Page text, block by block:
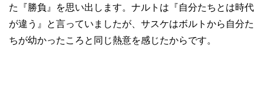
た『勝負』を思い出します。ナルトは『自分たちとは時代
が違う』と言っていましたが、サスケはボルトから自分た
ちが幼かったころと同じ熱意を感じたからです。